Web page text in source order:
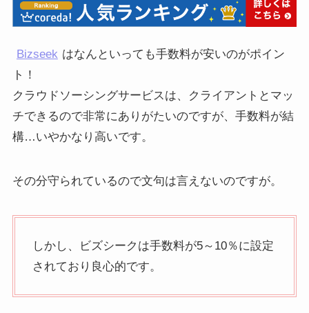
Bizseek はなんといっても手数料が安いのがポイン
ト！
クラウドソーシングサービスは、クライアントとマッ
チできるので非常にありがたいのですが、手数料が結
構…いやかなり高いです。
その分守られているので文句は言えないのですが。
しかし、ビズシークは手数料が5～10％に設定
されており良心的です。